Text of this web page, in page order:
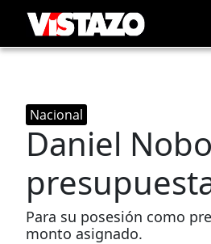
Nacional
Daniel
Para su posesión como
monto asignado.